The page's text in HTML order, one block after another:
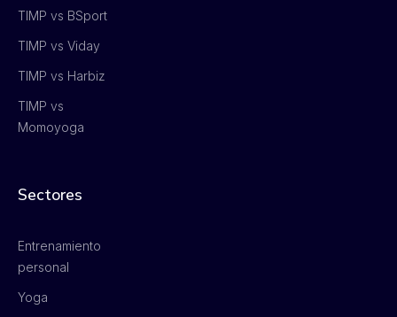
TIMP vs BSport
TIMP vs Viday
TIMP vs Harbiz
TIMP vs
Momoyoga
Sectores
Entrenamiento
personal
Yoga